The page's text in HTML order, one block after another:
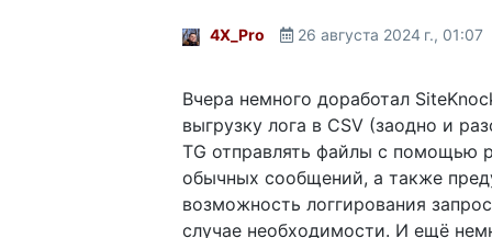
4X_Pro 26 августа 2024 г., 01:07
Вчера немного доработал
выгрузку лога в CSV (заодно и
TG отправлять файлы с помощью
обычных сообщений, а также
возможность логгирования
случае необходимости. И ещё